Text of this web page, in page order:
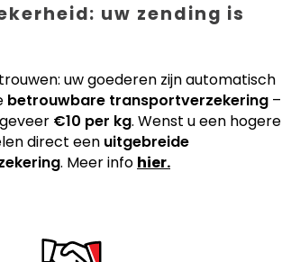
uw zending is
uw goederen zijn automatisch
betrouwbare transportverzekering –
€10 per kg. Wenst u een hogere
direct een uitgebreide
. Meer info hier.